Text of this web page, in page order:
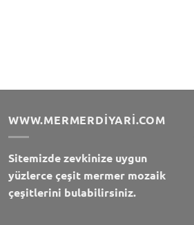
WWW.MERMERDIYARI.COM
Sitemizde zevkinize uygun
yüzlerce çeşit mermer mozaik
çeşitlerini bulabilirsiniz.